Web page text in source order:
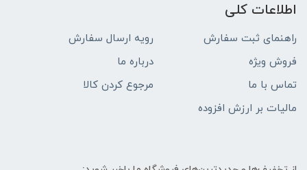
اطلاعات کلی
راهنمای ثبت سفارش
رویه ارسال سفارش
فروش ویژه
درباره ما
تماس با ما
مرجوع کردن کالا
مالیات بر ارزش افزوده